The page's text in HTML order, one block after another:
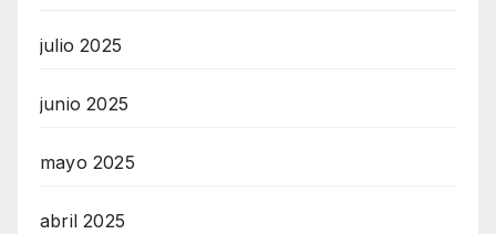
julio 2025
junio 2025
mayo 2025
abril 2025